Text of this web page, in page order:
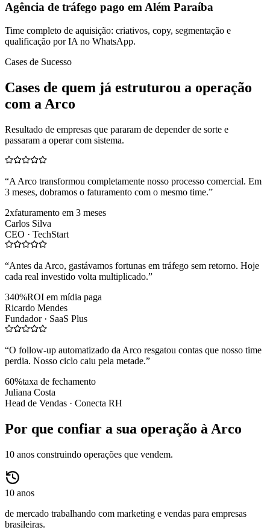
Agência de tráfego pago em Além Paraíba
Time completo de aquisição: criativos, copy, segmentação e
qualificação por IA no WhatsApp.
Cases de Sucesso
Cases de quem já estruturou a operação
com a Arco
Resultado de empresas que pararam de depender de sorte e
passaram a operar com sistema.
“A Arco transformou completamente nosso processo comercial. Em
3 meses, dobramos o faturamento com o mesmo time.”
2xfaturamento em 3 meses
Carlos Silva
CEO · TechStart
“Antes da Arco, gastávamos fortunas em tráfego sem retorno. Hoje
cada real investido volta multiplicado.”
340%ROI em mídia paga
Ricardo Mendes
Fundador · SaaS Plus
“O follow-up automatizado da Arco resgatou contas que nosso time
perdia. Nosso ciclo caiu pela metade.”
60%taxa de fechamento
Juliana Costa
Head de Vendas · Conecta RH
Por que confiar a sua operação à Arco
10 anos construindo operações que vendem.
10 anos
de mercado trabalhando com marketing e vendas para empresas
brasileiras.